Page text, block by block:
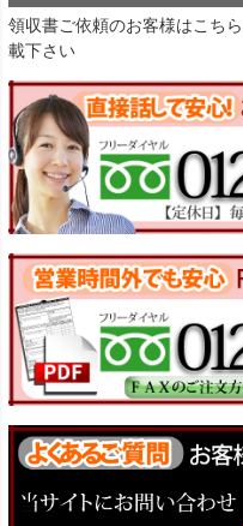
領収書ご依頼のお客様はこちら
載下さい